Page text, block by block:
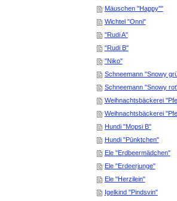
Mäuschen "Happy""
Wichtel "Onni"
"Rudi A"
"Rudi B"
"Niko"
Schneemann "Snowy
Schneemann "Snowy
Weihnachtsbäckerei
Weihnachtsbäckerei
Hundi "Mopsi B"
Hundi "Pünktchen"
Ele "Erdbeermädchen"
Ele "Erdeerjunge"
Ele "Herzilein"
Igelkind "Pindsvin"